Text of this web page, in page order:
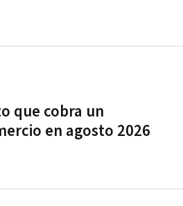
que cobra un
en agosto 2026